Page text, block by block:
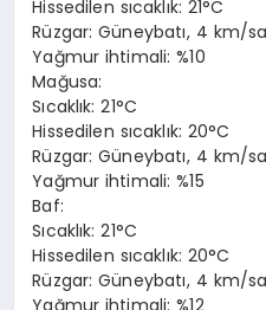
Hissedilen sıcaklık: 21°C
Rüzgar: Güneybatı, 4 km/
Yağmur ihtimali: %10
Mağusa:
Sıcaklık: 21°C
Hissedilen sıcaklık: 20°C
Rüzgar: Güneybatı, 4 km/
Yağmur ihtimali: %15
Baf:
Sıcaklık: 21°C
Hissedilen sıcaklık: 20°C
Rüzgar: Güneybatı, 4 km/
Yağmur ihtimali: %12